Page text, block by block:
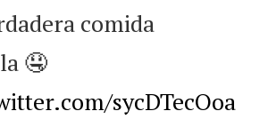
comida
🤤
sycDTecOoa